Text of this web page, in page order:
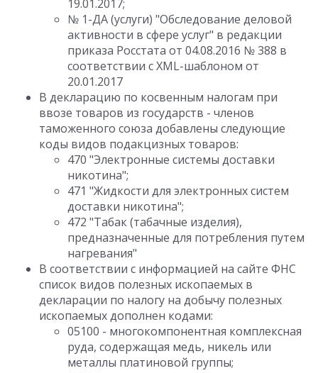
19.01.2017;
№ 1-ДА (услуги) "Обследование деловой
активности в сфере услуг" в редакции
приказа Росстата от 04.08.2016 № 388 в
соответствии с XML-шаблоном от
20.01.2017
В декларацию по косвенным налогам при
ввозе товаров из государств - членов
таможенного союза добавлены следующие
коды видов подакцизных товаров:
470 "Электронные системы доставки
никотина";
471 "Жидкости для электронных систем
доставки никотина";
472 "Табак (табачные изделия),
предназначенные для потребления путем
нагревания"
В соответствии с информацией на сайте ФНС
список видов полезных ископаемых в
декларации по налогу на добычу полезных
ископаемых дополнен кодами:
05100 - многокомпонентная комплексная
руда, содержащая медь, никель или
металлы платиновой группы;